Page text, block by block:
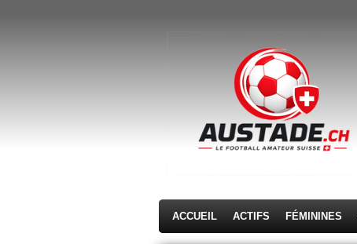
ACCUEIL ACTIFS FÉMININES